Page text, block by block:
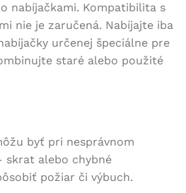
nabíjačkami. Kompatibilita s
nie je zaručená. Nabíjajte iba
určenej špeciálne pre
staré alebo použité
byť pri nesprávnom
skrat alebo chybné
požiar či výbuch.